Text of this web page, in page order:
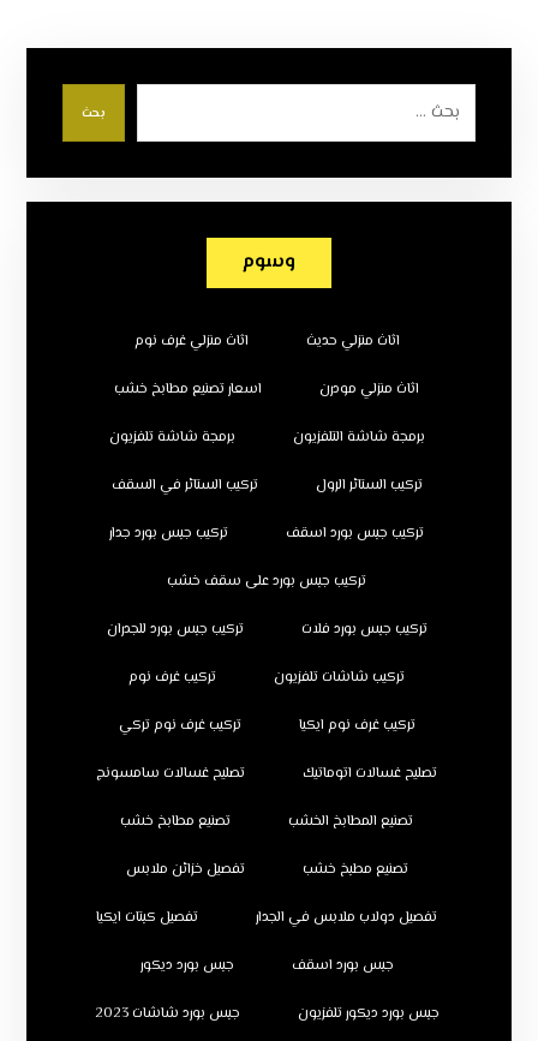
بحث
وسوم
اثاث منزلي حديث اثاث منزلي غرف نوم
اثاث منزلي مودرن اسعار تصنيع مطابخ خشب
برمجة شاشة التلفزيون برمجة شاشة تلفزيون
تركيب الستائر الرول تركيب الستائر في السقف
تركيب جبس بورد اسقف تركيب جبس بورد جدار
تركيب جبس بورد على سقف خشب
تركيب جبس بورد فلات تركيب جبس بورد للجدران
تركيب شاشات تلفزيون تركيب غرف نوم
تركيب غرف نوم ايكيا تركيب غرف نوم تركي
تصليح غسالات اتوماتيك تصليح غسالات سامسونج
تصنيع المطابخ الخشب تصنيع مطابخ خشب
تصنيع مطبخ خشب تفصيل خزائن ملابس
تفصيل دولاب ملابس في الجدار تفصيل كبتات ايكيا
جبس بورد اسقف جبس بورد ديكور
جبس بورد ديكور تلفزيون جبس بورد شاشات 2023